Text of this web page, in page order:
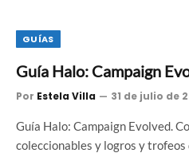
GUÍAS
Guía Halo: Campaign
Por Estela Villa 31 de julio de
Guía Halo: Campaign Evolved.
coleccionables y logros y trofeos